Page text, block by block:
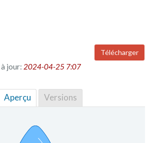
Télécharger
jour: 2024-04-25 7:07
Aperçu Versions